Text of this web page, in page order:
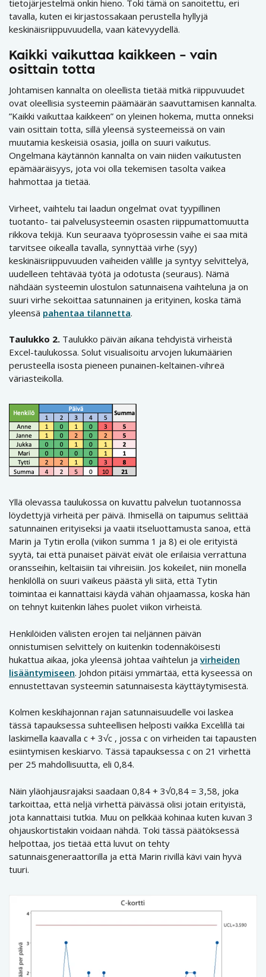
tietojärjestelmä onkin hieno. Toki tämä on sanoitettu, eri
tavalla, kuten ei kirjastossakaan perustella hyllyjä
keskinäisriippuvuudella, vaan kätevyydellä.
Kaikki vaikuttaa kaikkeen – vain
osittain totta
Johtamisen kannalta on oleellista tietää mitkä riippuvuudet
ovat oleellisia systeemin päämäärän saavuttamisen kannalta.
”Kaikki vaikuttaa kaikkeen” on yleinen hokema, mutta onneksi
vain osittain totta, sillä yleensä systeemeissä on vain
muutamia keskeisiä osasia, joilla on suuri vaikutus.
Ongelmana käytännön kannalta on vain niiden vaikutusten
epämääräisyys, jota voi olla tekemisen tasolta vaikea
hahmottaa ja tietää.
Virheet, vaihtelu tai laadun ongelmat ovat tyypillinen
tuotanto- tai palvelusysteemin osasten riippumattomuutta
rikkova tekijä. Kun seuraava työprosessin vaihe ei saa mitä
tarvitsee oikealla tavalla, synnyttää virhe (syy)
keskinäisriippuvuuden vaiheiden välille ja syntyy selvittelyä,
uudelleen tehtävää työtä ja odotusta (seuraus). Nämä
nähdään systeemin ulostulon satunnaisena vaihteluna ja on
suuri virhe sekoittaa satunnainen ja erityinen, koska tämä
yleensä pahentaa tilannetta.
Taulukko 2. Taulukko päivän aikana tehdyistä virheistä
Excel-taulukossa. Solut visualisoitu arvojen lukumäärien
perusteella isosta pieneen punainen-keltainen-vihreä
väriasteikolla.
Yllä olevassa taulukossa on kuvattu palvelun tuotannossa
löydettyjä virheitä per päivä. Ihmisellä on taipumus selittää
satunnainen erityiseksi ja vaatii itseluottamusta sanoa, että
Marin ja Tytin erolla (viikon summa 1 ja 8) ei ole erityistä
syytä, tai että punaiset päivät eivät ole erilaisia verrattuna
oransseihin, keltaisiin tai vihreisiin. Jos kokeilet, niin monella
henkilöllä on suuri vaikeus päästä yli siitä, että Tytin
toimintaa ei kannattaisi käydä vähän ohjaamassa, koska hän
on tehnyt kuitenkin lähes puolet viikon virheistä.
Henkilöiden välisten erojen tai neljännen päivän
onnistumisen selvittely on kuitenkin todennäköisesti
hukattua aikaa, joka yleensä johtaa vaihtelun ja virheiden
lisääntymiseen. Johdon pitäisi ymmärtää, että kyseessä on
ennustettavan systeemin satunnaisesta käyttäytymisestä.
Kolmen keskihajonnan rajan satunnaisuudelle voi laskea
tässä tapauksessa suhteellisen helposti vaikka Excelillä tai
laskimella kaavalla c + 3√c , jossa c on virheiden tai tapausten
esiintymisen keskiarvo. Tässä tapauksessa c on 21 virhettä
per 25 mahdollisuutta, eli 0,84.
Näin yläohjausrajaksi saadaan 0,84 + 3√0,84 = 3,58, joka
tarkoittaa, että neljä virhettä päivässä olisi jotain erityistä,
jota kannattaisi tutkia. Muu on pelkkää kohinaa kuten kuvan 3
ohjauskortistakin voidaan nähdä. Toki tässä päätöksessä
helpottaa, jos tietää että luvut on tehty
satunnaisgeneraattorilla ja että Marin rivillä kävi vain hyvä
tuuri.